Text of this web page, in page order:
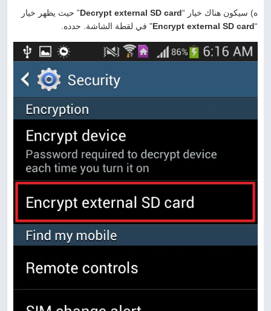
ه) سيكون هناك خيار “Decrypt external SD card” حيث يظهر خيار
“
Encrypt external SD card” في لقطة الشاشة. حدده.